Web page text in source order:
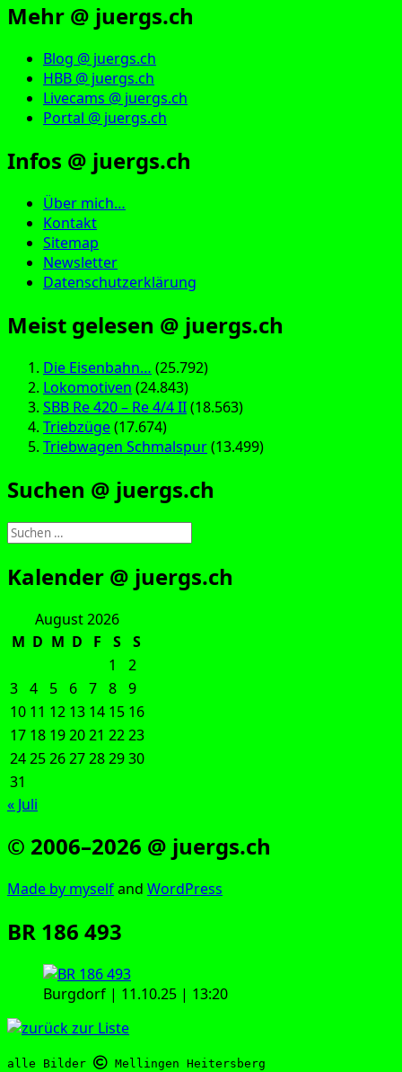
Mehr @ juergs.ch
Blog @ juergs.ch
HBB @ juergs.ch
Livecams @ juergs.ch
Portal @ juergs.ch
Infos @ juergs.ch
Über mich…
Kontakt
Sitemap
Newsletter
Datenschutzerklärung
Meist gelesen @ juergs.ch
Die Eisenbahn… (25.792)
Lokomotiven (24.843)
SBB Re 420 – Re 4/4 II(18.563)
Triebzüge(17.674)
Triebwagen Schmalspur(13.499)
Suchen @ juergs.ch
Suchen
nach:
Kalender @ juergs.ch
August 2026
M D M D F S
S
1
2
3 4 5 6 7 8 9
10 11 12 13 14 15 16
17 18 192021 2223
24252627282930
31
« Juli
© 2006–2026 @ juergs.ch
Made by mys­elfand Word­Press
BR 186 493
Burg­dorf | 11.10.25 | 13:20
alle Bilder Mellingen Heitersberg